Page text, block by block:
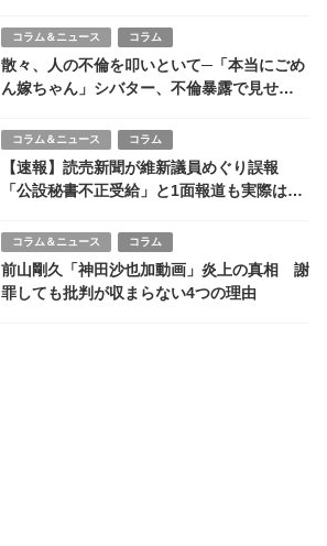
コラム＆ニュース コラム
散々、人の不倫を叩いといて─「本当にごめ
ん嫁ちゃん」シバター、不倫暴露で見せ
コラム＆ニュース コラム
【速報】読売新聞が維新議員めぐり誤報
「公設秘書不正受給」と1面報道も実際は別
コラム＆ニュース コラム
前山剛久「神田沙也加動画」炎上の真相 謝
罪しても批判が収まらない4つの理由